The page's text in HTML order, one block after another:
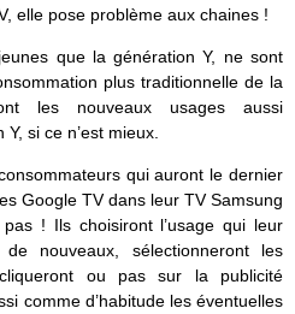
elle pose problème aux chaines !
que la génération Y, ne sont
plus traditionnelle de la
les nouveaux usages aussi
si ce n’est mieux.
qui auront le dernier
Google TV dans leur TV Samsung
! Ils choisiront l’usage qui leur
nouveaux, sélectionneront les
ou pas sur la publicité
comme d’habitude les éventuelles